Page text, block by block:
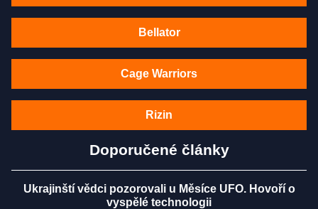
Bellator
Cage Warriors
Rizin
Doporučené články
Ukrajinští vědci pozorovali u Měsíce UFO. Hovoří o
vyspělé technologii